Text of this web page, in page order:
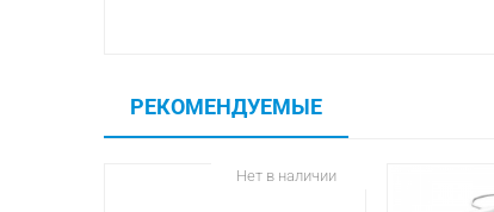
РЕКОМЕНДУЕМЫЕ
Нет в наличии